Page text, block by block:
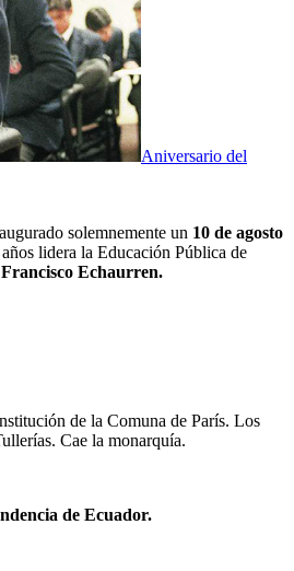
Aniversario del
solemnemente un 10 de agosto
lidera la Educación Pública de
Francisco Echaurren.
de la Comuna de París. Los
Cae la monarquía.
de Ecuador.